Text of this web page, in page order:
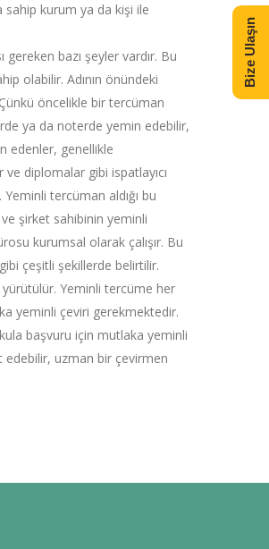
sahip kurum ya da kişi ile
bazı şeyler vardır. Bu
olabilir. Adının önündeki
öncelikle bir tercüman
ya da noterde yemin edebilir,
edenler, genellikle
diplomalar gibi ispatlayıcı
tercüman aldığı bu
şirket sahibinin yeminli
kurumsal olarak çalışır. Bu
çeşitli şekillerde belirtilir.
Yeminli tercüme her
yeminli çeviri gerekmektedir.
başvuru için mutlaka yeminli
edebilir, uzman bir çevirmen
Bize Ulaşın